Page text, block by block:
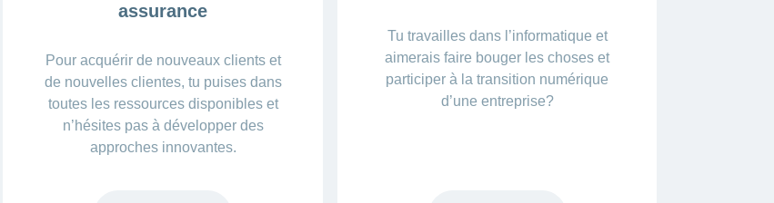
assurance
Pour acquérir de nouveaux clients et
de nouvelles clientes, tu puises dans
toutes les ressources disponibles et
n’hésites pas à développer des
approches innovantes.
Tu travailles dans l’informatique et
aimerais faire bouger les choses et
participer à la transition numérique
d’une entreprise?